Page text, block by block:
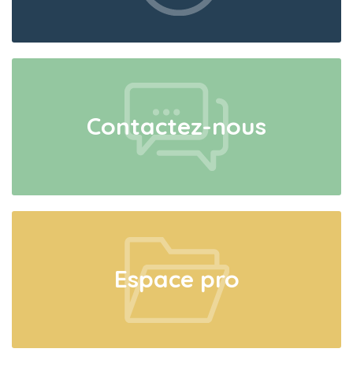
Contactez-nous
Espace pro